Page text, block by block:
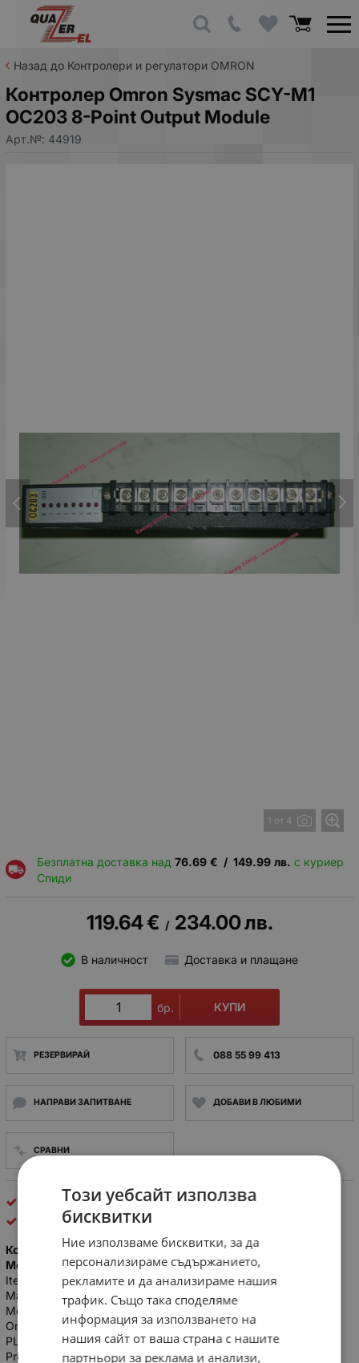
Назад до Контролери и регулатори OMRON
Контролер Omron Sysmac SCY-M1
OC203 8-Point Output Module
Арт.№: 44919
1 от 4
Безплатна доставка над 76.69 € / 149.99 лв. с куриер
Спиди
119.64€ / 234.00лв.
В наличност Доставка и плащане
бр. КУПИ
РЕЗЕРВИРАЙ 088 55 99 413
НАПРАВИ ЗАПИТВАНЕ ДОБАВИ В ЛЮБИМИ
СРАВНИ
Контролери и регулатори
OMRON
Контролер Omron Sysmac SCY-M1 OC203 8-Point Output
Module
Item specifics - Control Systems & PLCs
Make: Omron Type: I/O Module
Model: SCY-M1 OC203
Omron Sysmac SCY-M1 OC203 SCYM1 8-Point Output Module
PLC SYSMAC-M1R Users Manual OMRON
Programmable Controller SYSMAC M1R
Този уебсайт използва
бисквитки
Ние използваме бисквитки, за да
персонализираме съдържанието,
рекламите и да анализираме нашия
трафик. Също така споделяме
информация за използването на
нашия сайт от ваша страна с нашите
партньори за реклама и анализи,